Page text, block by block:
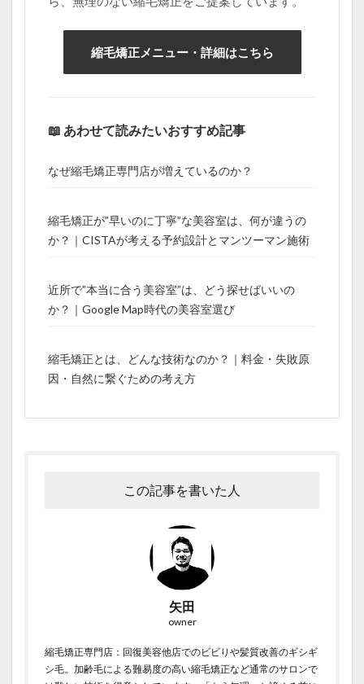
縮毛矯正メニュー・詳細はこちら
📖 あわせて読みたいおすすめ記事
なぜ縮毛矯正専門店が増えているのか？
縮毛矯正が”早いのに丁寧”な美容室は、何が違うの
か？｜CISTAが考える予約設計とマンツーマン施術
近所で”本当に合う美容室”は、どう探せばいいの
か？｜Google Map時代の美容室選び
縮毛矯正とは、どんな技術なのか？｜料金・失敗原
因・自然に繋ぐための考え方
この記事を書いた人
矢田
owner
縮毛矯正専門店：回復美容他店でのビビりや髪質改善のギシギ
シ毛。加齢毛による難易度の高い縮毛矯正など通常のサロンで